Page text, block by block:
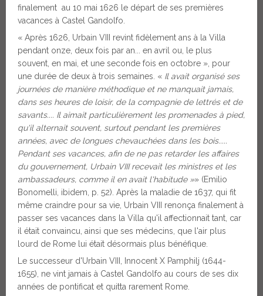
finalement au 10 mai 1626 le départ de ses premières
vacances à Castel Gandolfo.
« Après 1626, Urbain VIII revint fidèlement ans à la Villa
pendant onze, deux fois par an... en avril ou, le plus
souvent, en mai, et une seconde fois en octobre », pour
une durée de deux à trois semaines. « Il avait organisé ses
journées de manière méthodique et ne manquait jamais,
dans ses heures de loisir, de la compagnie de lettrés et de
savants.... Il aimait particulièrement les promenades à pied,
qu'il alternait souvent, surtout pendant les premières
années, avec de longues chevauchées dans les bois.....
Pendant ses vacances, afin de ne pas retarder les affaires
du gouvernement, Urbain VIII recevait les ministres et les
ambassadeurs, comme il en avait l'habitude »» (Emilio
Bonomelli, ibidem, p. 52). Après la maladie de 1637, qui fit
même craindre pour sa vie, Urbain VIII renonça finalement à
passer ses vacances dans la Villa qu'il affectionnait tant, car
il était convaincu, ainsi que ses médecins, que l'air plus
lourd de Rome lui était désormais plus bénéfique.
Le successeur d'Urbain VIII, Innocent X Pamphilj (1644-
1655), ne vint jamais à Castel Gandolfo au cours de ses dix
années de pontificat et quitta rarement Rome.